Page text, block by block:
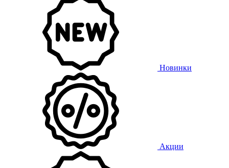
Новинки
Акции